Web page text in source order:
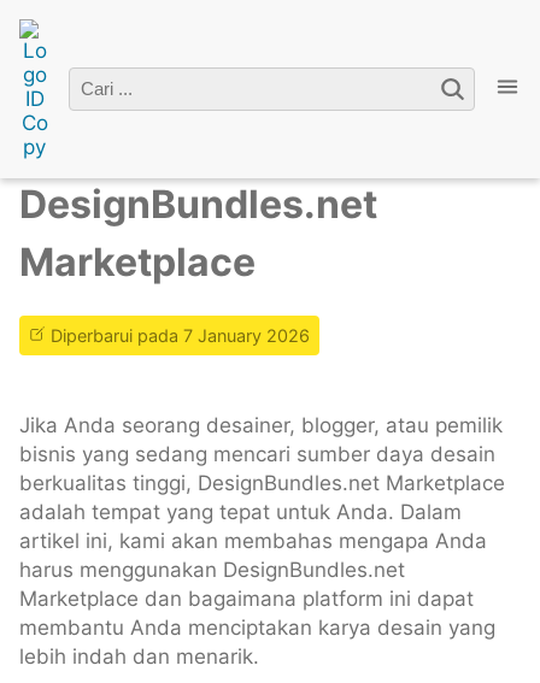
Home»Premium Account» DesignBundles.net
Marketplace
DesignBundles.net
Marketplace
Diperbarui pada 7 January 2026
Jika Anda seorang desainer, blogger, atau pemilik
bisnis yang sedang mencari sumber daya desain
berkualitas tinggi, DesignBundles.net Marketplace
adalah tempat yang tepat untuk Anda. Dalam
artikel ini, kami akan membahas mengapa Anda
harus menggunakan DesignBundles.net
Marketplace dan bagaimana platform ini dapat
membantu Anda menciptakan karya desain yang
lebih indah dan menarik.